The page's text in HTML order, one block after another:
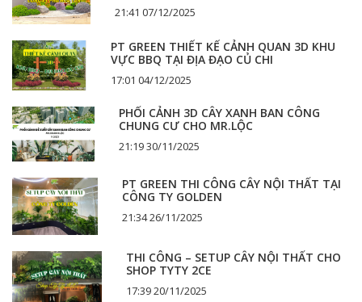
21:41 07/12/2025
PT GREEN THIẾT KẾ CẢNH QUAN 3D KHU
VỰC BBQ TẠI ĐỊA ĐẠO CỦ CHI
17:01 04/12/2025
PHỐI CẢNH 3D CÂY XANH BAN CÔNG
CHUNG CƯ CHO MR.LỘC
21:19 30/11/2025
PT GREEN THI CÔNG CÂY NỘI THẤT TẠI
CÔNG TY GOLDEN
21:34 26/11/2025
THI CÔNG – SETUP CÂY NỘI THẤT CHO
SHOP TYTY 2CE
17:39 20/11/2025